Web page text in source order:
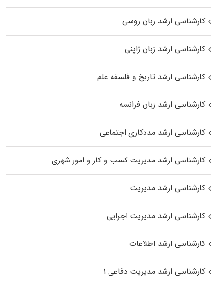
کارشناسی ارشد زبان روسی
کارشناسی ارشد زبان ژاپنی
کارشناسی ارشد تاریخ و فلسفه علم
کارشناسی ارشد زبان فرانسه
کارشناسی ارشد مددکاری اجتماعی
کارشناسی ارشد مدیریت کسب و کار و امور شهری
کارشناسی ارشد مدیریت
کارشناسی ارشد مدیریت اجرایی
کارشناسی ارشد اطلاعات
کارشناسی ارشد مدیریت دفاعی ۱